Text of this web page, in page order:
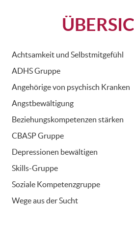
Achtsamkeit und Selbstmitgefühl
ADHS Gruppe
Angehörige von psychisch Kranken
Angstbewältigung
Beziehungskompetenzen stärken
CBASP Gruppe
Depressionen bewältigen
Skills-Gruppe
Soziale Kompetenzgruppe
Wege aus der Sucht